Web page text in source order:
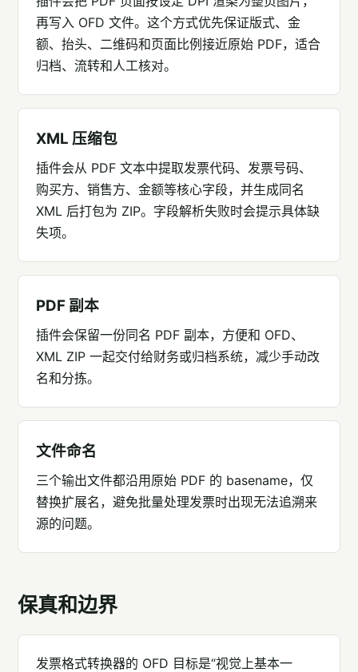
再写入 OFD 文件。这个方式优先保证版式、金
额、抬头、二维码和页面比例接近原始 PDF，适合
归档、流转和人工核对。
XML 压缩包
插件会从 PDF 文本中提取发票代码、发票号码、
购买方、销售方、金额等核心字段，并生成同名
XML 后打包为 ZIP。字段解析失败时会提示具体缺
失项。
PDF 副本
插件会保留一份同名 PDF 副本，方便和 OFD、
XML ZIP 一起交付给财务或归档系统，减少手动改
名和分拣。
文件命名
三个输出文件都沿用原始 PDF 的 basename，仅
替换扩展名，避免批量处理发票时出现无法追溯来
源的问题。
保真和边界
发票格式转换器的 OFD 目标是“视觉上基本一